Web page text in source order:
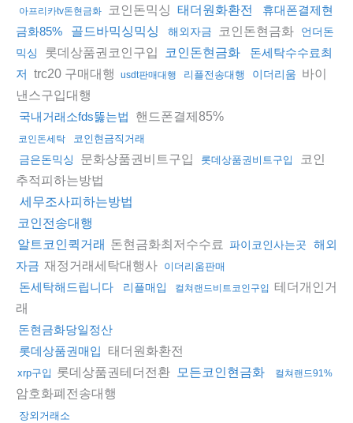
아프리카tv돈현금화
코인돈믹싱 태더원화환전
휴대폰결제현
금화85%
골드바믹싱믹싱 해외자금 코인돈현금화
언더돈
믹싱
롯데상품권코인구입 코인돈현금화
돈세탁수수료최
저 trc20 구매대행 usdt판매대행 리플전송대행 이더리움 바이
낸스구입대행
국내거래소fds뚫는법 핸드폰결제85%
코인돈세탁 코인현금직거래
금은돈믹싱 문화상품권비트구입 롯데상품권비트구입
코인
추적피하는방법
세무조사피하는방법
코인전송대행
알트코인퀵거래 돈현금화최저수수료 파이코인사는곳
해외
자금 재정거래세탁대행사 이더리움판매
돈세탁해드립니다 리플매입 컬쳐랜드비트코인구입 테더개인거
래
돈현금화당일정산
롯데상품권매입 태더원화환전
xrp구입 롯데상품권테더전환 모든코인현금화 컬쳐랜드91%
암호화폐전송대행
장외거래소